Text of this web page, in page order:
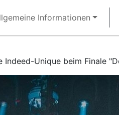
Informationen
Unique beim Finale